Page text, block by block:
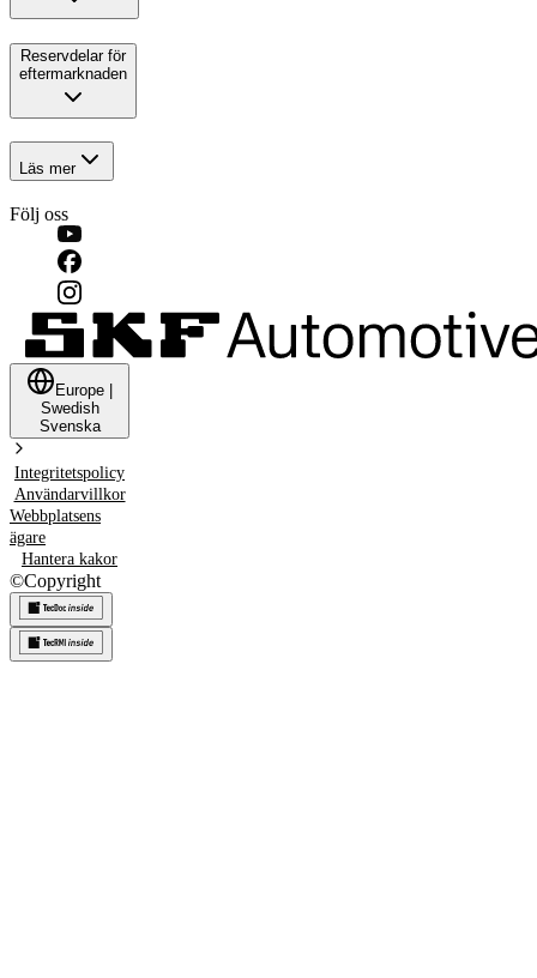
Reservdelar för
eftermarknaden
Läs mer
Följ oss
Europe
Swedish
Svenska
Integritetspolicy
Användarvillkor
Webbplatsens
ägare
Hantera kakor
©Copyright